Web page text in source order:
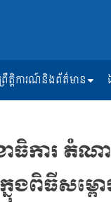
រឹត្តិការណ៍និងព័ត៌មាន
ាធិការ តំ
ងពិធីសម្ព